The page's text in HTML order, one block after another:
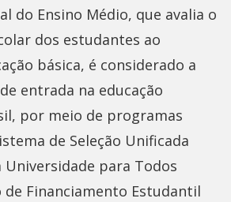
do Ensino Médio, que avalia o
dos estudantes ao
básica, é considerado a
entrada na educação
por meio de programas
de Seleção Unificada
Universidade para Todos
de Financiamento Estudantil